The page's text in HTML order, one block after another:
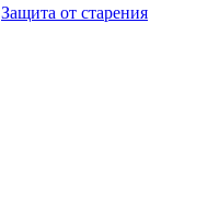
Защита от старения